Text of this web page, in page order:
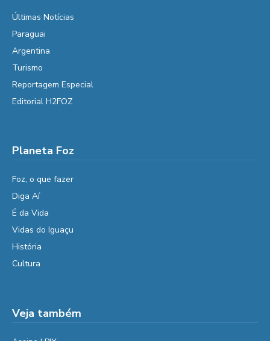
Últimas Notícias
Paraguai
Argentina
Turismo
Reportagem Especial
Editorial H2FOZ
Planeta Foz
Foz, o que fazer
Diga Aí
É da Vida
Vidas do Iguaçu
História
Cultura
Veja também